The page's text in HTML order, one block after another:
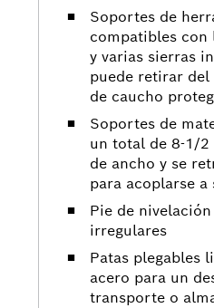
Soportes de
compatibles con
y varias sierras
puede retirar
de caucho
Soportes de
un total de 8-1/
de ancho y se
para acoplarse
Pie de
irregulares
Patas plegables
acero para un
transporte o